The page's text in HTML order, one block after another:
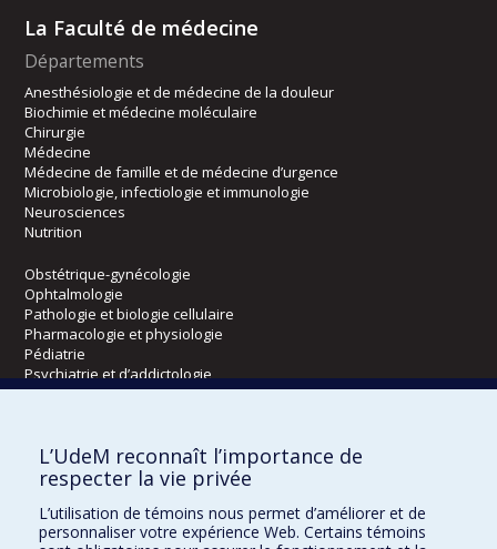
La Faculté de médecine
Départements
Anesthésiologie et de médecine de la douleur
Biochimie et médecine moléculaire
Chirurgie
Médecine
Médecine de famille et de médecine d’urgence
Microbiologie, infectiologie et immunologie
Neurosciences
Nutrition
Obstétrique-gynécologie
Ophtalmologie
Pathologie et biologie cellulaire
Pharmacologie et physiologie
Pédiatrie
Psychiatrie et d’addictologie
Radiologie, radio-oncologie et médecine nucléaire
Écoles
Orthophonie et audiologie
Réadaptation
L’UdeM reconnaît l’importance de
respecter la vie privée
L’utilisation de témoins nous permet d’améliorer et de
personnaliser votre expérience Web. Certains témoins